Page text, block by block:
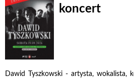
14 52
koncert
Dawid Tyszkowski - artysta, wokalista,